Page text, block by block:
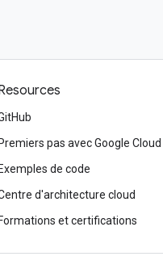
Premiers pas avec Google Cloud
Exemples de code
d'architecture cloud
Formations et certifications